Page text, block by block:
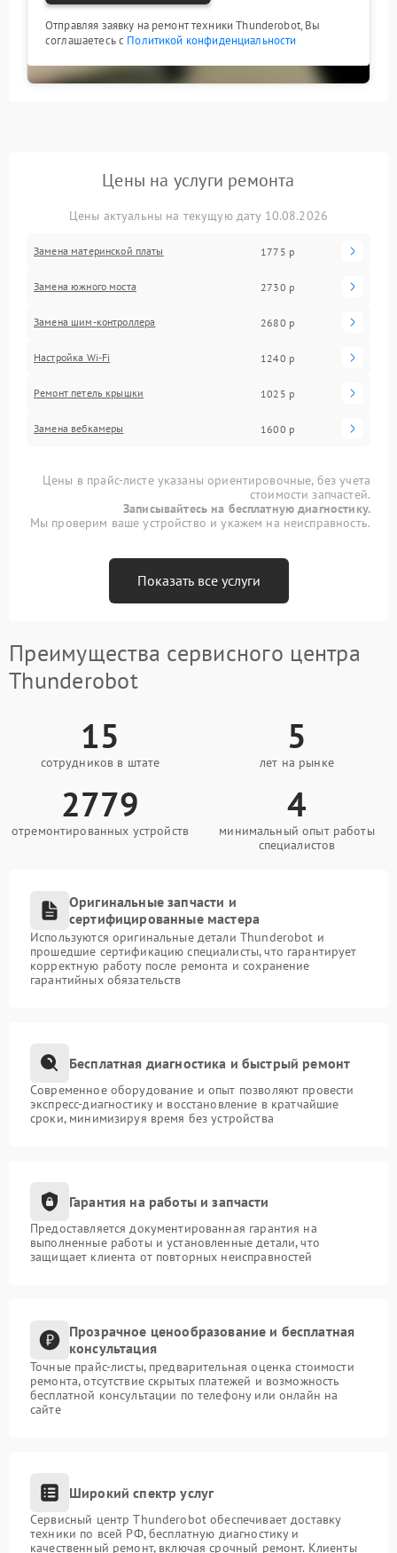
Отправляя заявку на ремонт техники Thunderobot, Вы
соглашаетесь с Политикой конфиденциальности
Цены на услуги ремонта
Цены актуальны на текущую дату 10.08.2026
Замена материнской платы 1775 р
Замена южного моста 2730 р
Замена шим-контроллера 2680 р
Настройка Wi-Fi 1240 р
Ремонт петель крышки 1025 р
Замена вебкамеры 1600 р
Цены в прайс-листе указаны ориентировочные, без учета
стоимости запчастей.
Записывайтесь на бесплатную диагностику.
Мы проверим ваше устройство и укажем на неисправность.
Показать все услуги
Преимущества сервисного центра
Thunderobot
15
сотрудников в штате
5
лет на рынке
2779
отремонтированных устройств
4
минимальный опыт работы
специалистов
Оригинальные запчасти и
сертифицированные мастера
Используются оригинальные детали Thunderobot и
прошедшие сертификацию специалисты, что гарантирует
корректную работу после ремонта и сохранение
гарантийных обязательств
Бесплатная диагностика и быстрый ремонт
Современное оборудование и опыт позволяют провести
экспресс-диагностику и восстановление в кратчайшие
сроки, минимизируя время без устройства
Гарантия на работы и запчасти
Предоставляется документированная гарантия на
выполненные работы и установленные детали, что
защищает клиента от повторных неисправностей
Прозрачное ценообразование и бесплатная
консультация
Точные прайс-листы, предварительная оценка стоимости
ремонта, отсутствие скрытых платежей и возможность
бесплатной консультации по телефону или онлайн на
сайте
Широкий спектр услуг
Сервисный центр Thunderobot обеспечивает доставку
техники по всей РФ, бесплатную диагностику и
качественный ремонт, включая срочный ремонт. Клиенты